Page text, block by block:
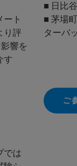
ート
り評
響を
す
では
■ 日比
■ 茅場
ターバ
ご